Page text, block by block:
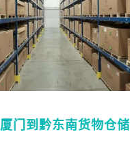
厦门到黔东南货物仓储